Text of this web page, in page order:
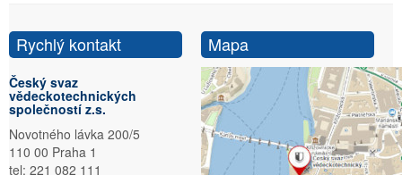
Rychlý kontakt
Český svaz
vědeckotechnických
společností z.s.
Novotného lávka 200/5
110 00 Praha 1
tel: 221 082 111
Mapa